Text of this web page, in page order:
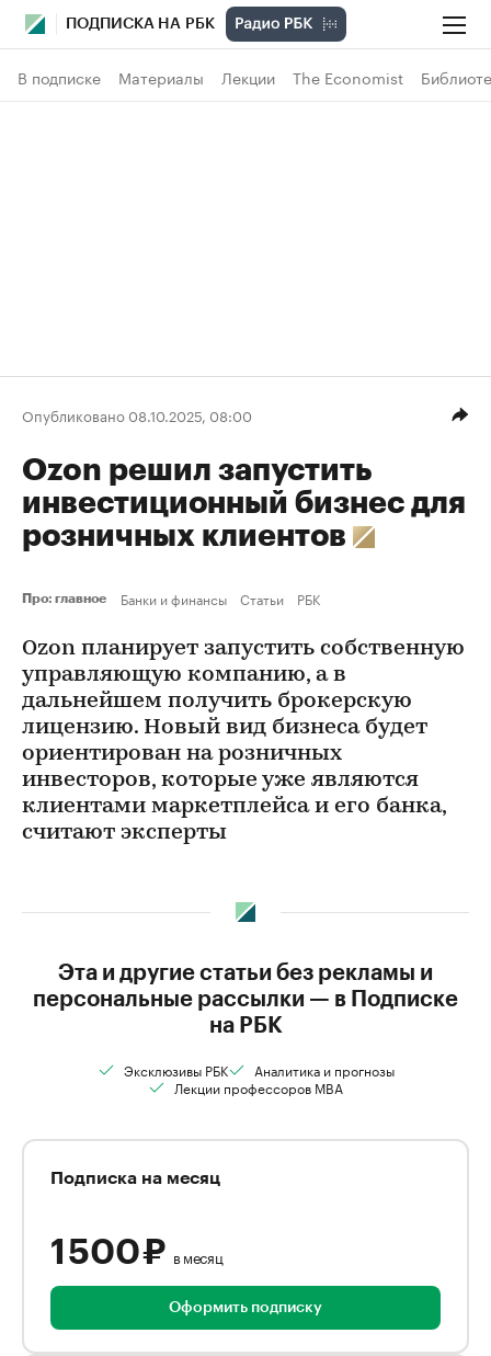
ПОДПИСКА НА РБК
В подписке Материалы Лекции The Economist
Опубликовано 08.10.2025, 08:00
Ozon решил запустить
инвестиционный бизнес для
розничных клиентов
Про: главное Банки и финансы Статьи РБК
Ozon планирует запустить собственную
управляющую компанию, а в
дальнейшем получить брокерскую
лицензию. Новый вид бизнеса будет
ориентирован на розничных
инвесторов, которые уже являются
клиентами маркетплейса и его банка,
считают эксперты
Эта и другие статьи без рекламы и
персональные рассылки — в Подписке
на РБК
Эксклюзивы РБК
Аналитика и прогнозы
Лекции профессоров MBA
Подписка на месяц
1 500 ₽ в месяц
Оформить подписку